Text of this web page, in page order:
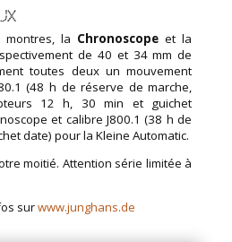
la Chronoscope et la
de 40 et 34 mm de
toutes deux un mouvement
(48 h de réserve de marche,
12 h, 30 min et guichet
et calibre J800.1 (38 h de
date) pour la Kleine Automatic.
moitié. Attention série limitée à
surwww.junghans.de